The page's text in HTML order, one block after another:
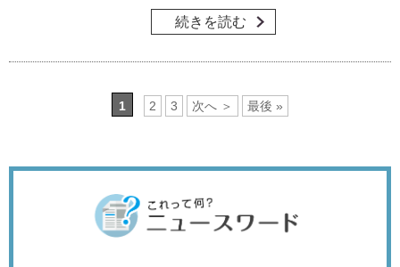
続きを読む
1 2 3 次へ ＞ 最後 »